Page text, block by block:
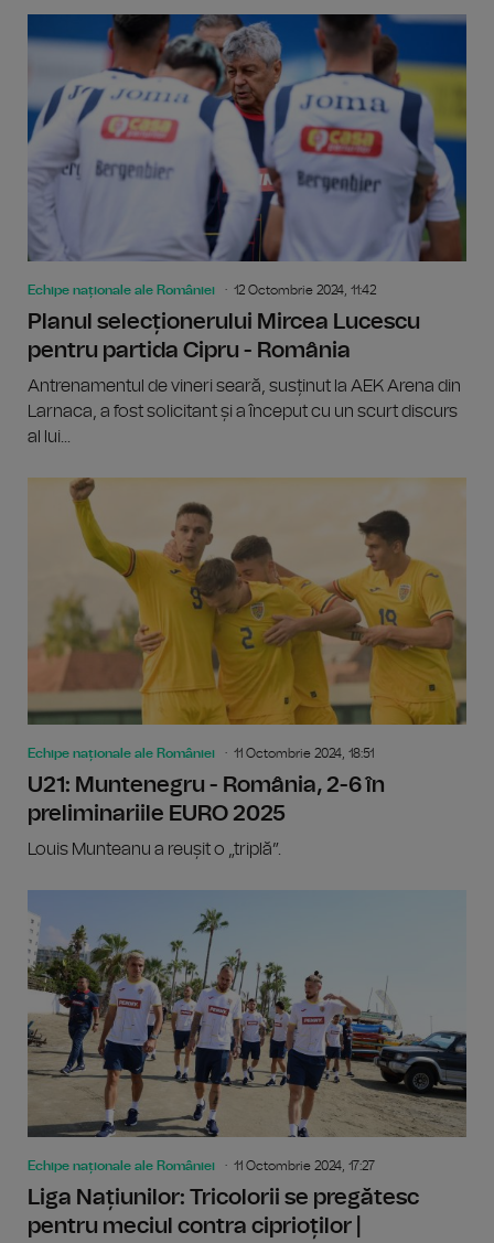
Echipe naționale ale României 12 Octombrie 2024, 11:42
Planul selecționerului Mircea Lucescu
pentru partida Cipru - România
Antrenamentul de vineri seară, susținut la AEK Arena din
Larnaca, a fost solicitant și a început cu un scurt discurs
al lui...
Echipe naționale ale României 11 Octombrie 2024, 18:51
U21: Muntenegru - România, 2-6 în
preliminariile EURO 2025
Louis Munteanu a reușit o „triplă”.
Echipe naționale ale României 11 Octombrie 2024, 17:27
Liga Națiunilor: Tricolorii se pregătesc
pentru meciul contra ciprioților |